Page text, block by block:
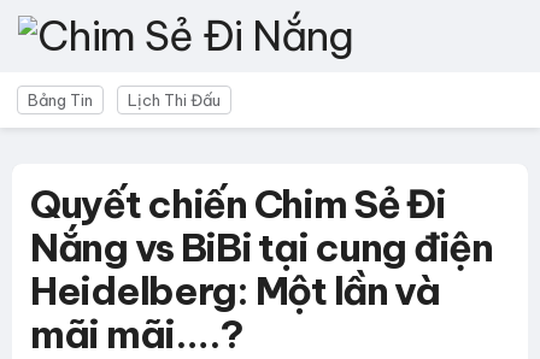
Bảng Tin Lịch Thi Đấu
Quyết chiến Chim Sẻ Đi
Nắng vs BiBi tại cung điện
Heidelberg: Một lần và
mãi mãi….?